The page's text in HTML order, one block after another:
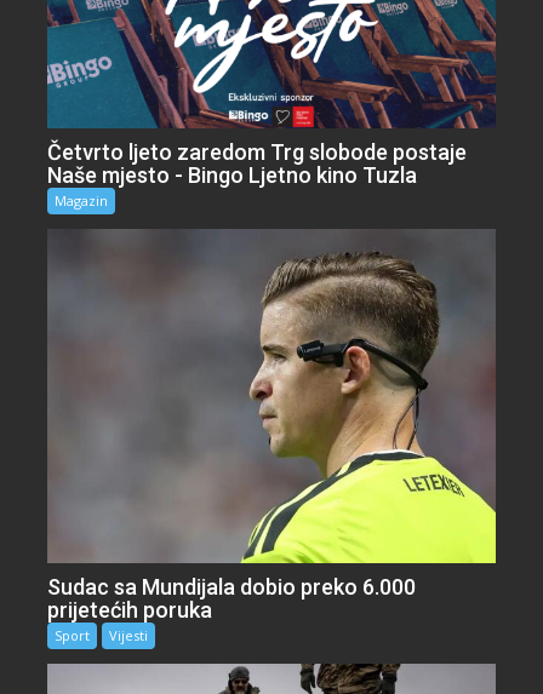
Četvrto ljeto zaredom Trg slobode postaje
Naše mjesto - Bingo Ljetno kino Tuzla
Magazin
Sudac sa Mundijala dobio preko 6.000
prijetećih poruka
Sport Vijesti